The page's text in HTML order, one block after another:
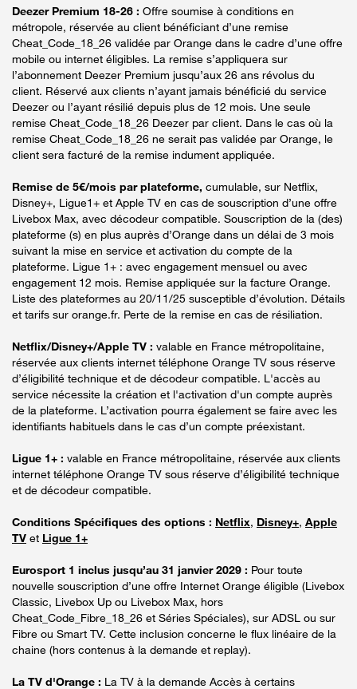
Deezer Premium 18-26 : Offre soumise à conditions en
métropole, réservée au client bénéficiant d’une remise
Cheat_Code_18_26 validée par Orange dans le cadre d’une offre
mobile ou internet éligibles. La remise s’appliquera sur
l’abonnement Deezer Premium jusqu’aux 26 ans révolus du
client. Réservé aux clients n’ayant jamais bénéficié du service
Deezer ou l’ayant résilié depuis plus de 12 mois. Une seule
remise Cheat_Code_18_26 Deezer par client. Dans le cas où la
remise Cheat_Code_18_26 ne serait pas validée par Orange, le
client sera facturé de la remise indument appliquée.
Remise de 5€/mois par plateforme, cumulable, sur Netflix,
Disney+, Ligue1+ et Apple TV en cas de souscription d’une offre
Livebox Max, avec décodeur compatible. Souscription de la (des)
plateforme (s) en plus auprès d’Orange dans un délai de 3 mois
suivant la mise en service et activation du compte de la
plateforme. Ligue 1+ : avec engagement mensuel ou avec
engagement 12 mois. Remise appliquée sur la facture Orange.
Liste des plateformes au 20/11/25 susceptible d’évolution. Détails
et tarifs sur orange.fr. Perte de la remise en cas de résiliation.
Netflix/Disney+/Apple TV : valable en France métropolitaine,
réservée aux clients internet téléphone Orange TV sous réserve
d’éligibilité technique et de décodeur compatible. L'accès au
service nécessite la création et l'activation d'un compte auprès
de la plateforme. L’activation pourra également se faire avec les
identifiants habituels dans le cas d’un compte préexistant.
Ligue 1+ : valable en France métropolitaine, réservée aux clients
internet téléphone Orange TV sous réserve d’éligibilité technique
et de décodeur compatible.
Conditions Spécifiques des options : Netflix, Disney+, Apple
TV et Ligue 1+
Eurosport 1 inclus jusqu’au 31 janvier 2029 : Pour toute
nouvelle souscription d’une offre Internet Orange éligible (Livebox
Classic, Livebox Up ou Livebox Max, hors
Cheat_Code_Fibre_18_26 et Séries Spéciales), sur ADSL ou sur
Fibre ou Smart TV. Cette inclusion concerne le flux linéaire de la
chaine (hors contenus à la demande et replay).
La TV d'Orange : La TV à la demande Accès à certains